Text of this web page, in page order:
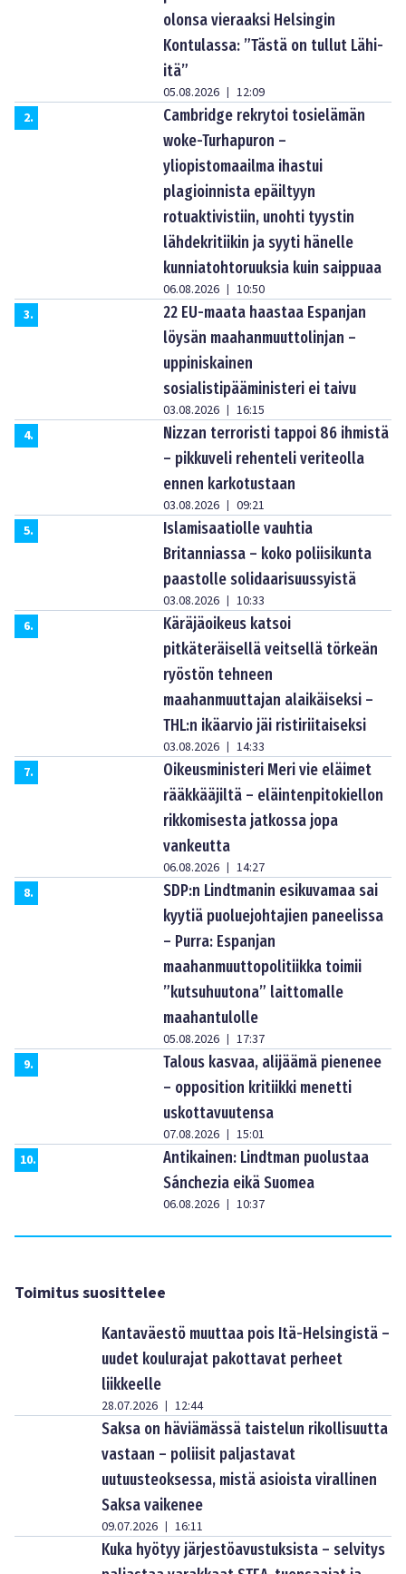
olonsa vieraaksi Helsingin
Kontulassa: ”Tästä on tullut Lähi-
itä”
05.08.2026 | 12:09
2.
Cambridge rekrytoi tosielämän
woke-Turhapuron –
yliopistomaailma ihastui
plagioinnista epäiltyyn
rotuaktivistiin, unohti tyystin
lähdekritiikin ja syyti hänelle
kunniatohtoruuksia kuin saippuaa
06.08.2026 | 10:50
3.
22 EU-maata haastaa Espanjan
löysän maahanmuuttolinjan –
uppiniskainen
sosialistipääministeri ei taivu
03.08.2026 | 16:15
4.
Nizzan terroristi tappoi 86 ihmistä
– pikkuveli rehenteli veriteolla
ennen karkotustaan
03.08.2026 | 09:21
5.
Islamisaatiolle vauhtia
Britanniassa – koko poliisikunta
paastolle solidaarisuussyistä
03.08.2026 | 10:33
6.
Käräjäoikeus katsoi
pitkäteräisellä veitsellä törkeän
ryöstön tehneen
maahanmuuttajan alaikäiseksi –
THL:n ikäarvio jäi ristiriitaiseksi
03.08.2026 | 14:33
7.
Oikeusministeri Meri vie eläimet
rääkkääjiltä – eläintenpitokiellon
rikkomisesta jatkossa jopa
vankeutta
06.08.2026 | 14:27
8.
SDP:n Lindtmanin esikuvamaa sai
kyytiä puoluejohtajien paneelissa
– Purra: Espanjan
maahanmuuttopolitiikka toimii
”kutsuhuutona” laittomalle
maahantulolle
05.08.2026 | 17:37
9.
Talous kasvaa, alijäämä pienenee
– opposition kritiikki menetti
uskottavuutensa
07.08.2026 | 15:01
10.
Antikainen: Lindtman puolustaa
Sánchezia eikä Suomea
06.08.2026 | 10:37
Toimitus suosittelee
Kantaväestö muuttaa pois Itä-Helsingistä –
uudet koulurajat pakottavat perheet
liikkeelle
28.07.2026 | 12:44
Saksa on häviämässä taistelun rikollisuutta
vastaan – poliisit paljastavat
uutuusteoksessa, mistä asioista virallinen
Saksa vaikenee
09.07.2026 | 16:11
Kuka hyötyy järjestöavustuksista – selvitys